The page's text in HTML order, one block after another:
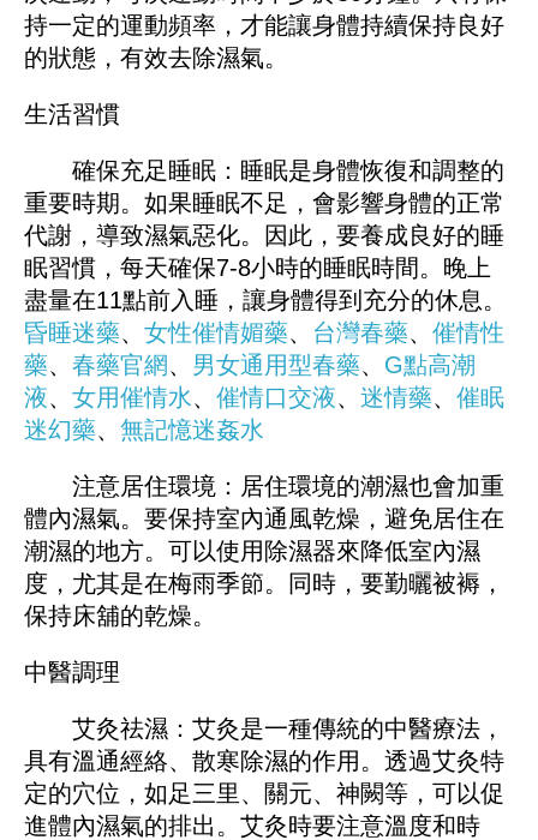
持一定的運動頻率，才能讓身體持續保持良好
的狀態，有效去除濕氣。
生活習慣
確保充足睡眠：睡眠是身體恢復和調整的
重要時期。如果睡眠不足，會影響身體的正常
代謝，導致濕氣惡化。因此，要養成良好的睡
眠習慣，每天確保7-8小時的睡眠時間。晚上
盡量在11點前入睡，讓身體得到充分的休息。
昏睡迷藥、 女性催情媚藥、 台灣春藥、 催情性
藥、 春藥官網、 男女通用型春藥、 G點高潮
液、 女用催情水、 催情口交液、 迷情藥、 催眠
迷幻藥、 無記憶迷姦水
注意居住環境：居住環境的潮濕也會加重
體內濕氣。要保持室內通風乾燥，避免居住在
潮濕的地方。可以使用除濕器來降低室內濕
度，尤其是在梅雨季節。同時，要勤曬被褥，
保持床舖的乾燥。
中醫調理
艾灸祛濕：艾灸是一種傳統的中醫療法，
具有溫通經絡、散寒除濕的作用。透過艾灸特
定的穴位，如足三里、關元、神闕等，可以促
進體內濕氣的排出。艾灸時要注意溫度和時